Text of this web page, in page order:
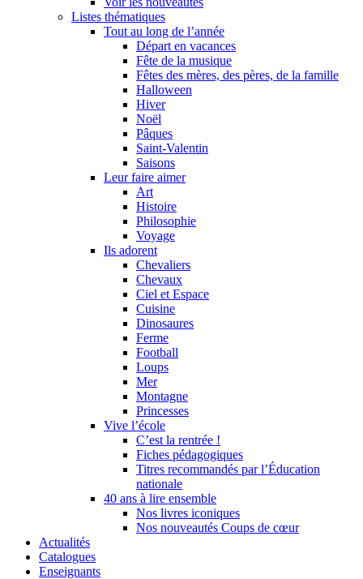
Listes thématiques
Tout au long de l’année
Départ en vacances
Fête de la musique
Fêtes des mères, des pères, de la famille
Halloween
Hiver
Noël
Pâques
Saint-Valentin
Saisons
Leur faire aimer
Art
Histoire
Philosophie
Voyage
Ils adorent
Chevaliers
Chevaux
Ciel et Espace
Cuisine
Dinosaures
Ferme
Football
Loups
Mer
Montagne
Princesses
Vive l’école
C’est la rentrée !
Fiches pédagogiques
Titres recommandés par l’Éducation
nationale
40 ans à lire ensemble
Nos livres iconiques
Nos nouveautés Coups de cœur
Actualités
Catalogues
Enseignants